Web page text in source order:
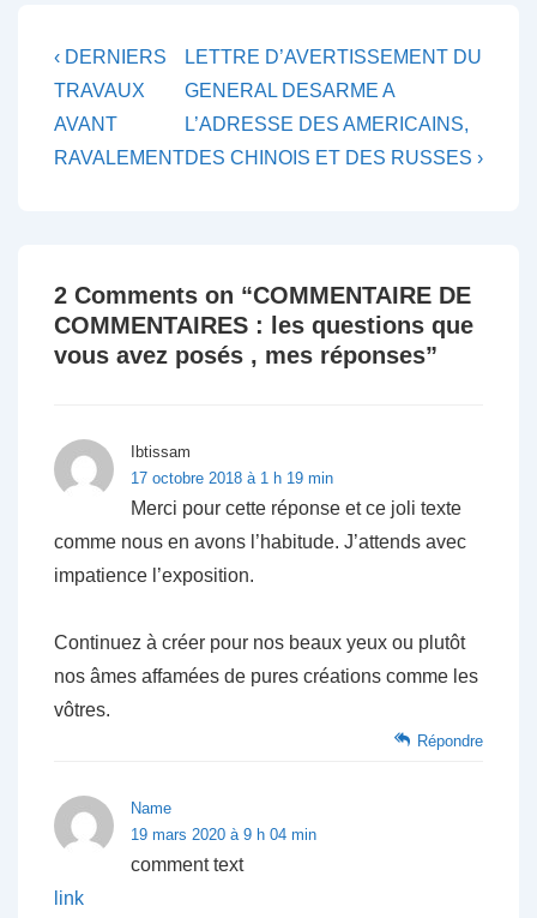
Navigation
de
l’article
Previous
Post
is
‹ DERNIERS
TRAVAUX
AVANT
RAVALEMENT
Next
Post
is
LETTRE D’AVERTISSEMENT DU
GENERAL DESARME A
L’ADRESSE DES AMERICAINS,
DES CHINOIS ET DES RUSSES ›
2 Comments on “COMMENTAIRE DE
COMMENTAIRES : les questions que
vous avez posés , mes réponses”
Ibtissam
17 octobre 2018 à 1 h 19 min
Merci pour cette réponse et ce joli texte
comme nous en avons l’habitude. J’attends avec
impatience l’exposition.
Continuez à créer pour nos beaux yeux ou plutôt
nos âmes affamées de pures créations comme les
vôtres.
Répondre
Name
19 mars 2020 à 9 h 04 min
comment text
link